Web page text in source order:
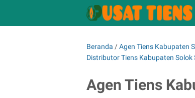
Beranda /Agen Tiens Kabupaten
Distributor Tiens Kabupaten Solok
Agen Tiens